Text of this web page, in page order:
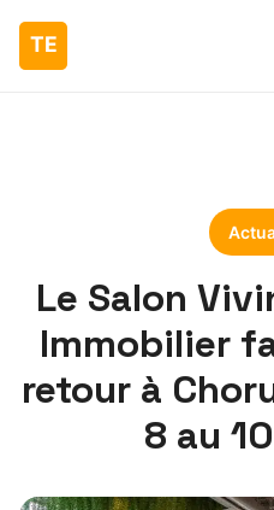
Le Salon
Immobilier
retour à
8 au